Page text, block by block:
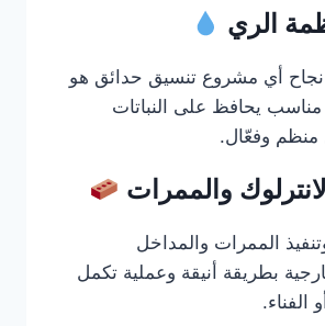
أي مشروع تنسيق حدائق هو
يحافظ على النباتات
وفعّال.
الممرات والمداخل
بطريقة أنيقة وعملية تكمل
الفناء.